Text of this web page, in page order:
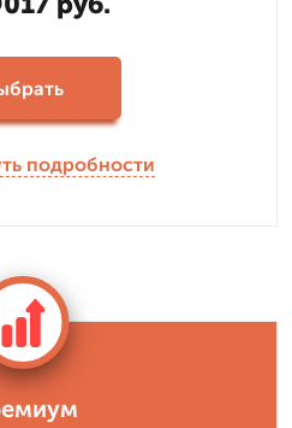
подробности